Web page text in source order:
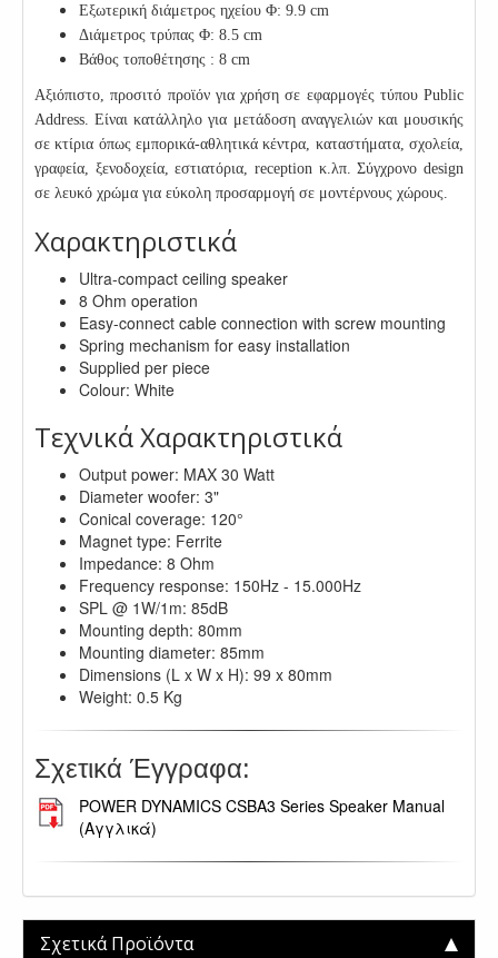
Εξωτερική διάμετρος ηχείου Φ: 9.9 cm
Διάμετρος τρύπας Φ: 8.5 cm
Βάθος τοποθέτησης : 8 cm
Αξιόπιστο, προσιτό προϊόν για χρήση σε εφαρμογές τύπου Public
Address. Είναι κατάλληλο για μετάδοση αναγγελιών και μουσικής
σε κτίρια όπως εμπορικά-αθλητικά κέντρα, καταστήματα, σχολεία,
γραφεία, ξενοδοχεία, εστιατόρια, reception κ.λπ. Σύγχρονο design
σε λευκό χρώμα για εύκολη προσαρμογή σε μοντέρνους χώρους.
Χαρακτηριστικά
Ultra-compact ceiling speaker
8 Ohm operation
Easy-connect cable connection with screw mounting
Spring mechanism for easy installation
Supplied per piece
Colour: White
Τεχνικά Χαρακτηριστικά
Output power: MAX 30 Watt
Diameter woofer: 3"
Conical coverage: 120°
Magnet type: Ferrite
Impedance: 8 Ohm
Frequency response: 150Hz - 15.000Hz
SPL @ 1W/1m: 85dB
Mounting depth: 80mm
Mounting diameter: 85mm
Dimensions (L x W x H): 99 x 80mm
Weight: 0.5 Kg
Σχετικά Έγγραφα:
POWER DYNAMICS CSBA3 Series Speaker Manual
(Αγγλικά)
Σχετικά Προϊόντα